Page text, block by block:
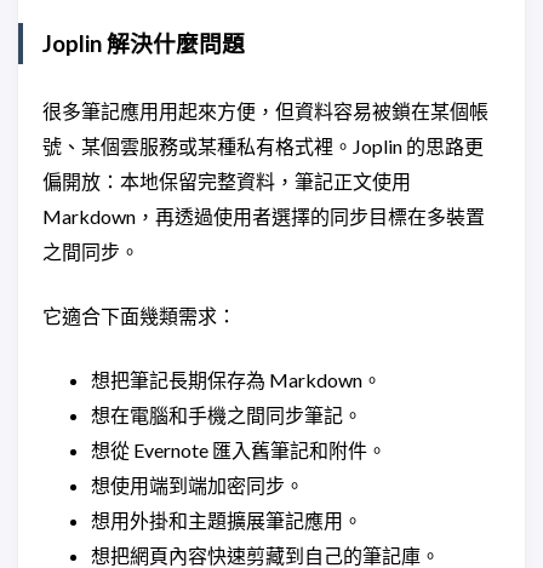
Joplin 解決什麼問題
很多筆記應用用起來方便，但資料容易被鎖在某個帳
號、某個雲服務或某種私有格式裡。Joplin 的思路更
偏開放：本地保留完整資料，筆記正文使用
Markdown，再透過使用者選擇的同步目標在多裝置
之間同步。
它適合下面幾類需求：
想把筆記長期保存為 Markdown。
想在電腦和手機之間同步筆記。
想從 Evernote 匯入舊筆記和附件。
想使用端到端加密同步。
想用外掛和主題擴展筆記應用。
想把網頁內容快速剪藏到自己的筆記庫。